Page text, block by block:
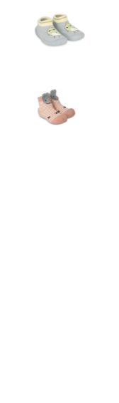
CLEANING
Cleaning
Waterproofing
Cura